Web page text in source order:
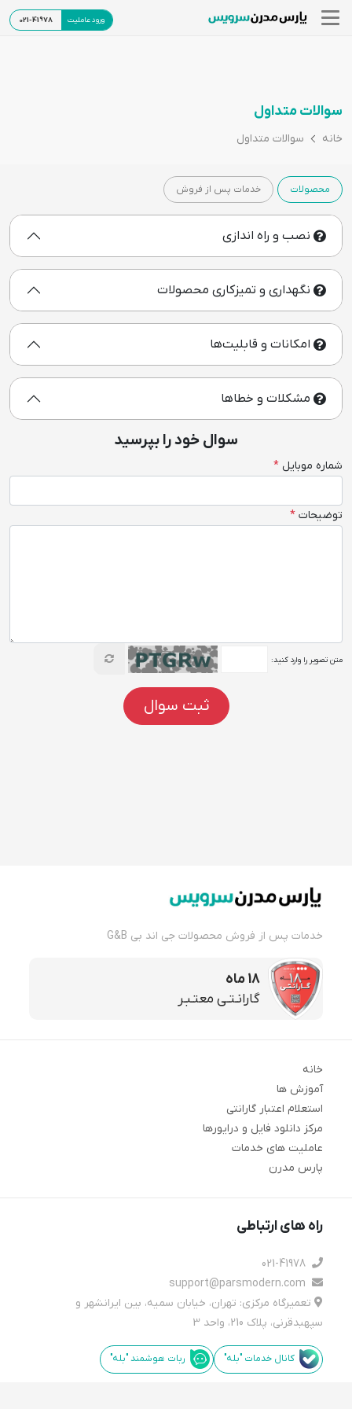
ورود عاملیت 021-41978
سوالات متداول
خانه سوالات متداول
محصولات خدمات پس از فروش
نصب و راه اندازی
نگهداری و تمیزکاری محصولات
امکانات و قابلیت‌ها
مشکلات و خطاها
سوال خود را بپرسید
شماره موبایل *
توضیحات *
متن تصویر را وارد کنید:
ثبت سوال
خدمات پس از فروش محصولات جی اند بی G&B
18 ماه
گارانـتـی معتـبـر
خانه
آموزش ها
استعلام اعتبار گارانتی
مرکز دانلود فایل و درایورها
عاملیت های خدمات
پارس مدرن
راه های ارتباطی
تعمیرگاه مرکزی: تهران، خیابان سمیه، بین ایرانشهر و
سپهبدقرنی، پلاک 210، واحد 3
کانال خدمات "بله" ربات هوشمند "بله"